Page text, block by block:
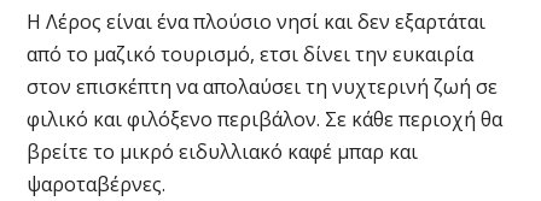
Η Λέρος είναι ένα πλούσιο νησί και δεν εξαρτάται
από το μαζικό τουρισμό, ετσι δίνει την ευκαιρία
στον επισκέπτη να απολαύσει τη νυχτερινή ζωή σε
φιλικό και φιλόξενο περιβάλον. Σε κάθε περιοχή θα
βρείτε το μικρό ειδυλλιακό καφέ μπαρ και
ψαροταβέρνες.